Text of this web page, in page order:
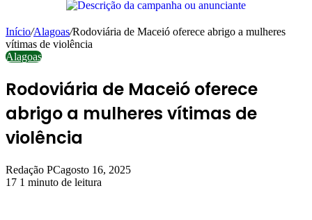
Início/Alagoas/Rodoviária de Maceió oferece abrigo a mulheres
vítimas de violência
Alagoas
Rodoviária de Maceió oferece
abrigo a mulheres vítimas de
violência
Redação PCagosto 16, 2025
17 1 minuto de leitura